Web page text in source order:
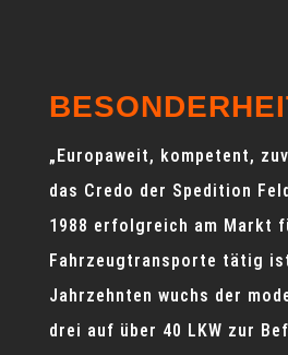
„Europaweit, kompetent,
das Credo der Spedition
1988 erfolgreich am Markt
Fahrzeugtransporte tätig
Jahrzehnten wuchs der
drei auf über 40 LKW zur